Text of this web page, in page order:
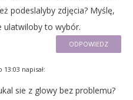
podeslalyby zdjęcia? Myślę,
ulatwiloby to wybór.
ODPOWIEDZ
13:03 napisał:
sie z glowy bez problemu?